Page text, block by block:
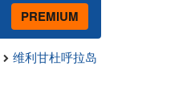
PREMIUM
维利甘杜呼拉岛